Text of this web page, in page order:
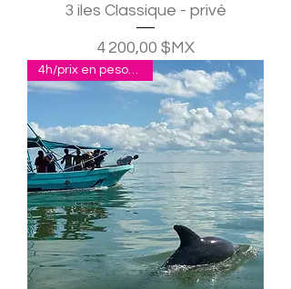
3 iles Classique - privé
Prix
4 200,00 $MX
4h/prix en pesos pour 2